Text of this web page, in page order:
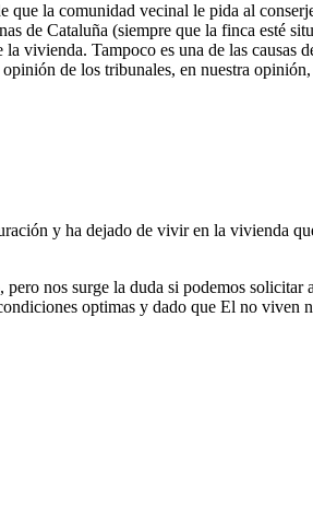
la comunidad vecinal le pida al
de Cataluña (siempre que la finca esté
vivienda. Tampoco es una de las
de los tribunales, en nuestra
y ha dejado de vivir en la vivienda
nos surge la duda si podemos
optimas y dado que El no viven